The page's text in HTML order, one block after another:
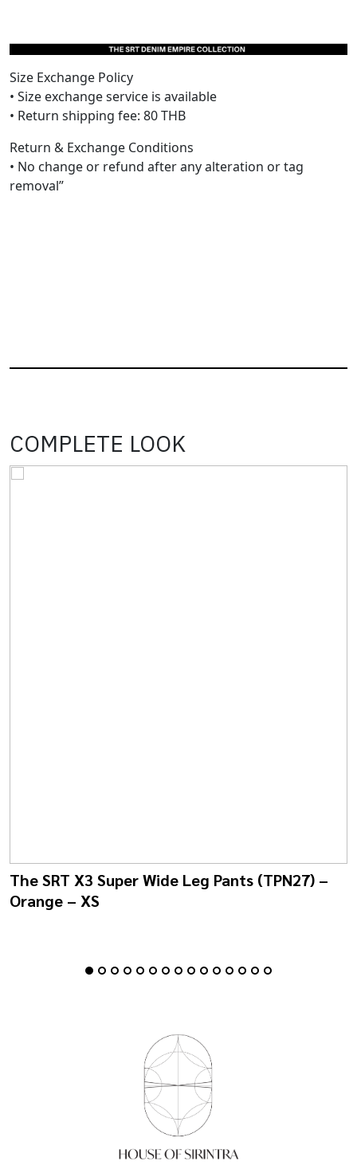
Size Exchange Policy
• Size exchange service is available
• Return shipping fee: 80 THB
Return & Exchange Conditions
• No change or refund after any alteration or tag
removal”
COMPLETE LOOK
The SRT X3 Super Wide Leg Pants (TPN27) –
Orange – XS